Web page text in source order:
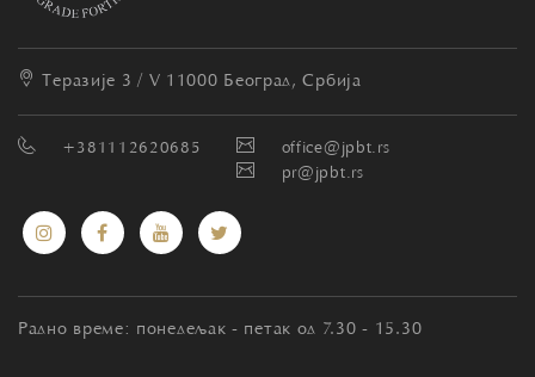
Теразије 3 / V 11000 Београд, Србија
+381112620685
office@jpbt.rs
pr@jpbt.rs
Радно време: понедељак - петак од 7.30 - 15.30